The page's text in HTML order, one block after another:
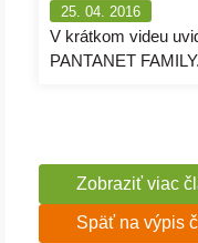
25. 04. 2016
V krátkom videu
PANTANET FAMILY.
Zobraziť viac
Späť na výpis